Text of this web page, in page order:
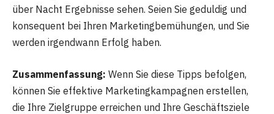
über Nacht Ergebnisse sehen. Seien Sie geduldig und
konsequent bei Ihren Marketingbemühungen, und Sie
werden irgendwann Erfolg haben.
Zusammenfassung: Wenn Sie diese Tipps befolgen,
können Sie effektive Marketingkampagnen erstellen,
die Ihre Zielgruppe erreichen und Ihre Geschäftsziele